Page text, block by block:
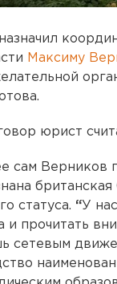
Максиму
юрист
сам Верников
статуса. “У
и прочитать
сетевым